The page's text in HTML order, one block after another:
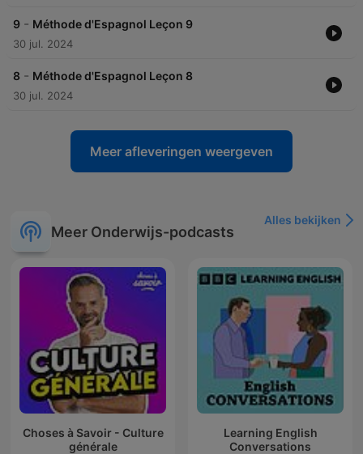
9 - Méthode d'Espagnol Leçon 9
30 jul. 2024
8 - Méthode d'Espagnol Leçon 8
30 jul. 2024
Meer afleveringen weergeven
Meer Onderwijs-podcasts
Alles bekijken
Choses à Savoir - Culture
générale
Learning English
Conversations